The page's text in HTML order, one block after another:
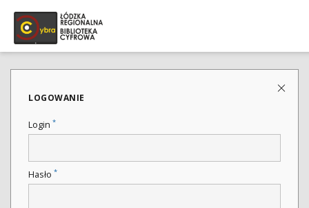
LOGOWANIE
Login *
Hasło *